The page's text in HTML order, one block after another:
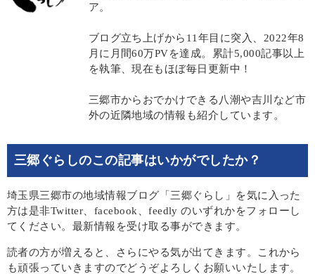
ア。
ブログ立ち上げから11年目に突入、2022年8
月に月間60万PVを達成。累計5,000記事以上
を執筆、現在もほぼ毎日更新中！
三郷市からおでかけできる八潮や吉川など市
外の近隣地域の情報も紹介しています。
三郷ぐらしのこの記事はいかがでしたか？
埼玉県三郷市の地域情報ブログ「三郷ぐらし」を気に入った
方は是非Twitter、facebook、feedly のいずれかをフォローし
てください。最新情報を受け取る事ができます。
読者の方が増えると、さらにやる気が出てきます。これから
も頑張っていきますのでどうぞよろしくお願いいたします。